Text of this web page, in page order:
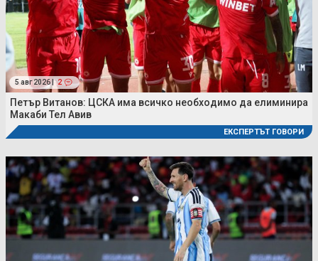
5 авг 2026 | 2
Петър Витанов: ЦСКА има всичко необходимо да елиминира
Макаби Тел Авив
ЕКСПЕРТЪТ ГОВОРИ